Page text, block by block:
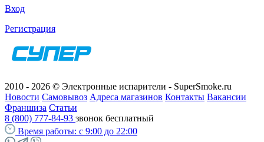
Вход
Регистрация
2010 - 2026 © Электронные испарители - SuperSmoke.ru
Новости Самовывоз Адреса магазинов Контакты Вакансии
Франшиза Статьи
8 (800) 777-84-93 звонок бесплатный
Время работы: с 9:00 до 22:00